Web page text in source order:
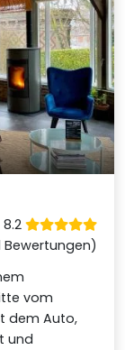
Bewertungen)
vom
dem Auto,
und